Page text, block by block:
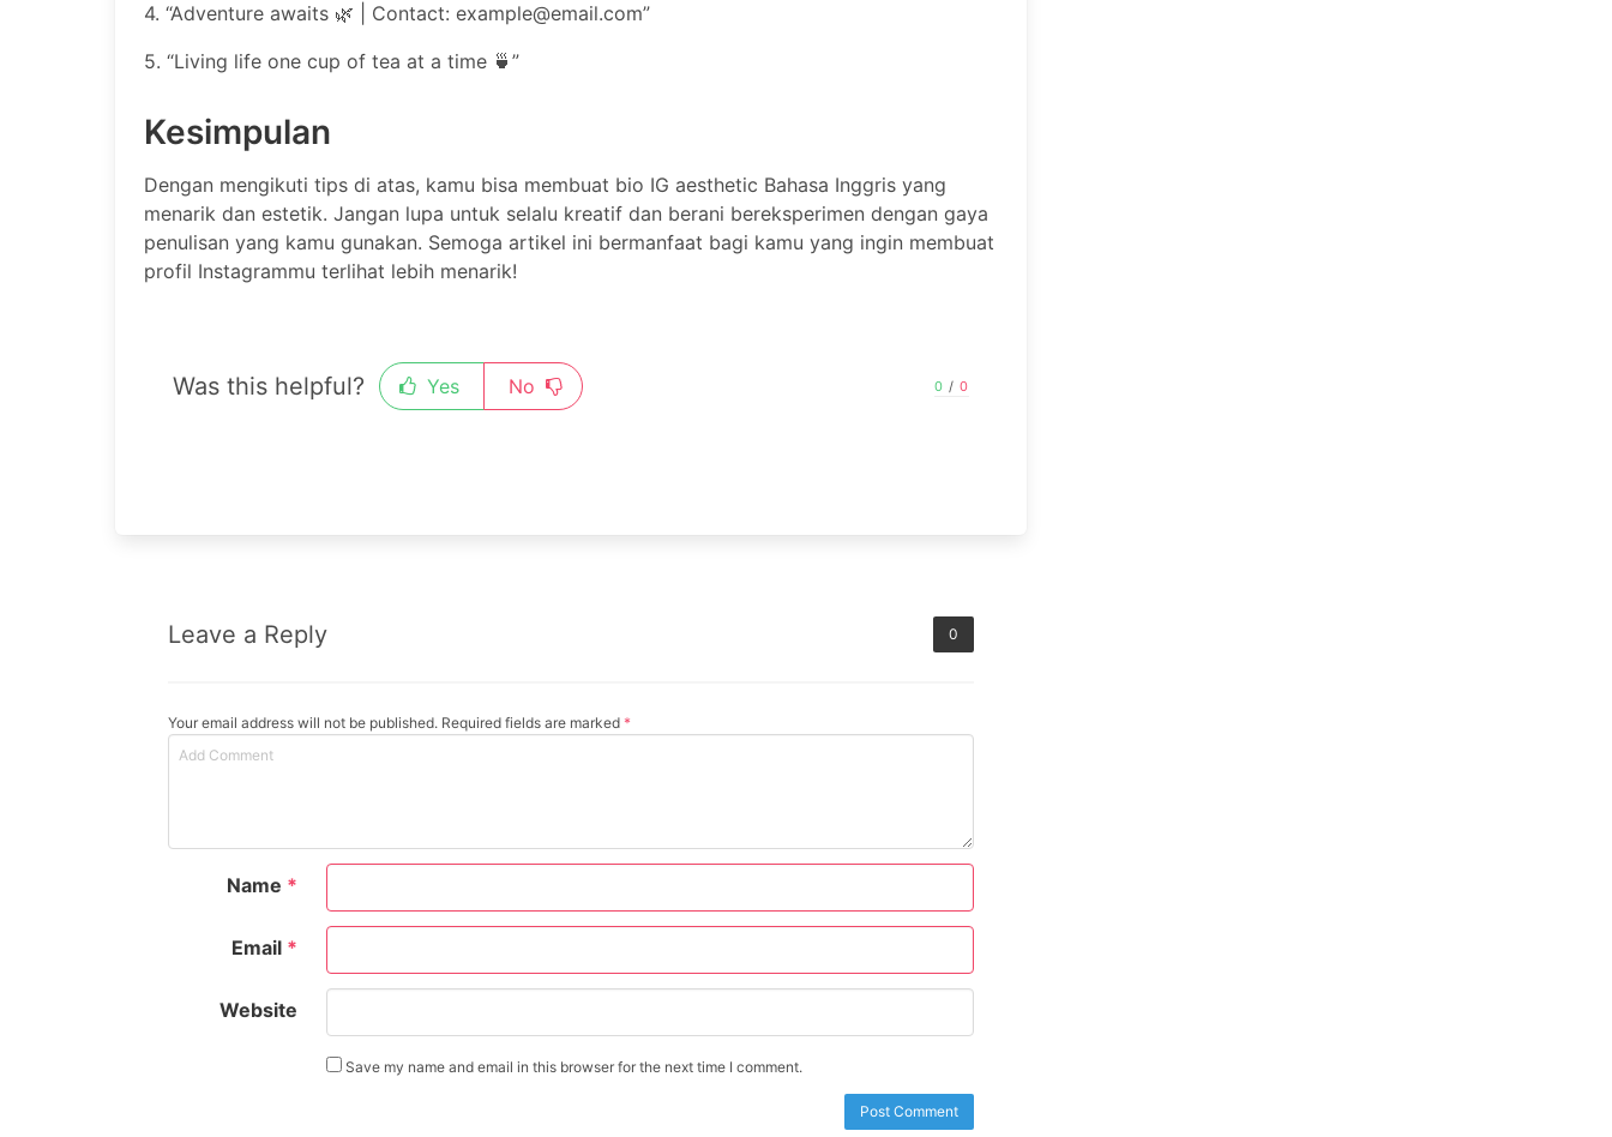
4. “Adventure awaits 🌿 | Contact: example@email.com”
5. “Living life one cup of tea at a time 🍵”
Kesimpulan
Dengan mengikuti tips di atas, kamu bisa membuat bio IG aesthetic Bahasa Inggris yang
menarik dan estetik. Jangan lupa untuk selalu kreatif dan berani bereksperimen dengan gaya
penulisan yang kamu gunakan. Semoga artikel ini bermanfaat bagi kamu yang ingin membuat
profil Instagrammu terlihat lebih menarik!
Was this helpful? Yes No 0 / 0
Leave a Reply 0
Your email address will not be published. Required fields are marked *
Name *
Email *
Website
Save my name and email in this browser for the next time I comment.